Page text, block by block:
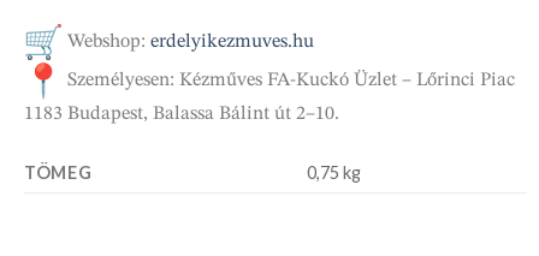
Webshop: erdelyikezmuves.hu
Személyesen: Kézműves FA-Kuckó Üzlet – Lőrinci Piac
1183 Budapest, Balassa Bálint út 2–10.
TÖMEG 0,75 kg